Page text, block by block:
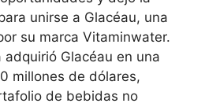
unirse a Glacéau, una
su marca Vitaminwater.
adquirió Glacéau en una
millones de dólares,
de bebidas no